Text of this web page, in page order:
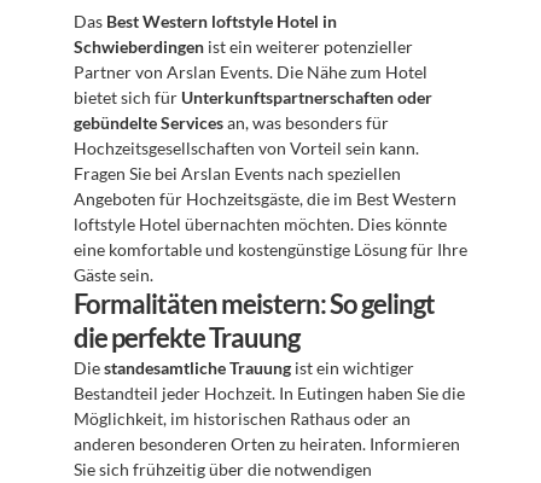
Das Best Western loftstyle Hotel in
Schwieberdingen ist ein weiterer potenzieller
Partner von Arslan Events. Die Nähe zum Hotel
bietet sich für Unterkunftspartnerschaften oder
gebündelte Services an, was besonders für
Hochzeitsgesellschaften von Vorteil sein kann.
Fragen Sie bei Arslan Events nach speziellen
Angeboten für Hochzeitsgäste, die im Best Western
loftstyle Hotel übernachten möchten. Dies könnte
eine komfortable und kostengünstige Lösung für Ihre
Gäste sein.
Formalitäten meistern: So gelingt
die perfekte Trauung
Die standesamtliche Trauung ist ein wichtiger
Bestandteil jeder Hochzeit. In Eutingen haben Sie die
Möglichkeit, im historischen Rathaus oder an
anderen besonderen Orten zu heiraten. Informieren
Sie sich frühzeitig über die notwendigen